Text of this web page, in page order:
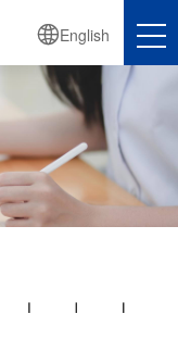
English